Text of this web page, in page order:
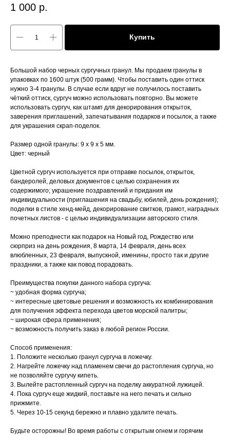
1 000 р.
Купить
Большой набор черных сургучных гранул. Мы продаем гранулы в
упаковках по 1600 штук (500 грамм). Чтобы поставить один оттиск
нужно 3-4 гранулы. В случае если вдруг не получилось поставить
чёткий оттиск, сургуч можно использовать повторно. Вы можете
использовать сургуч, как штамп для декорирования открыток,
заверения приглашений, запечатывания подарков и посылок, а также
для украшения скрап-поделок.
Размер одной гранулы: 9 х 9 х 5 мм.
Цвет: черный
Цветной сургуч используется при отправке посылок, открыток,
бандеролей, деловых документов с целью сохранения их
содержимого; украшение поздравлений и придания им
индивидуальности (приглашения на свадьбу, юбилей, день рождения);
поделки в стиле хенд-мейд, декорирование свитков, грамот, наградных
почетных листов - с целью индивидуализации авторского стиля.
Можно преподнести как подарок на Новый год, Рождество или
сюрприз на день рождения, 8 марта, 14 февраля, день всех
влюбленных, 23 февраля, выпускной, именины, просто так и другие
праздники, а также как повод порадовать.
Преимущества покупки данного набора сургуча:
~ удобная форма сургуча;
~ интересные цветовые решения и возможность их комбинирования
для получения эффекта перехода цветов морской палитры;
~ широкая сфера применения;
~ возможность получить заказ в любой регион России.
Способ применения:
1. Положите несколько гранул сургуча в ложечку.
2. Нагрейте ложечку над пламенем свечи до растопления сургуча, но
не позволяйте сургучу кипеть.
3. Вылейте растопленный сургуч на поделку аккуратной лужицей.
4. Пока сургуч еще жидкий, поставьте на него печать и сильно
прижмите.
5. Через 10-15 секунд бережно и плавно удалите печать.
Будьте осторожны! Во время работы с открытым огнем и горячим